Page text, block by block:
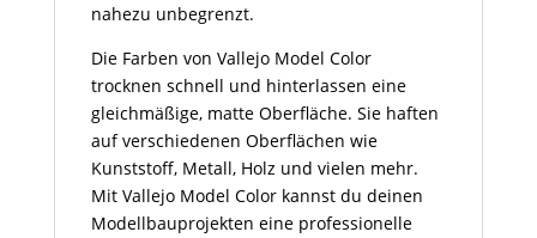
nahezu unbegrenzt.
Die Farben von Vallejo Model Color
trocknen schnell und hinterlassen eine
gleichmäßige, matte Oberfläche. Sie haften
auf verschiedenen Oberflächen wie
Kunststoff, Metall, Holz und vielen mehr.
Mit Vallejo Model Color kannst du deinen
Modellbauprojekten eine professionelle